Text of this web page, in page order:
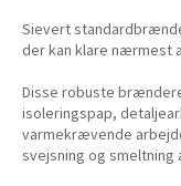
Sievert
der kan klare nærmest
Disse robuste
isoleringspap,
varmekrævende
svejsning og smeltning